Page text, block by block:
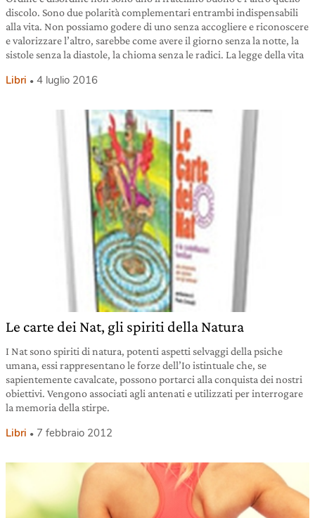
discolo. Sono due polarità complementari entrambi indispensabili
alla vita. Non possiamo godere di uno senza accogliere e riconoscere
e valorizzare l’altro, sarebbe come avere il giorno senza la notte, la
sistole senza la diastole, la chioma senza le radici. La legge della vita
Libri 4 luglio 2016
Le carte dei Nat, gli spiriti della Natura
I Nat sono spiriti di natura, potenti aspetti selvaggi della psiche
umana, essi rappresentano le forze dell’Io istintuale che, se
sapientemente cavalcate, possono portarci alla conquista dei nostri
obiettivi. Vengono associati agli antenati e utilizzati per interrogare
la memoria della stirpe.
Libri 7 febbraio 2012